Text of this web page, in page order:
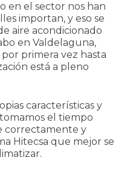
en el sector nos han
importan, y eso se
aire acondicionado
en Valdelaguna,
primera vez hasta
está a pleno
características y
el tiempo
correctamente y
Hitecsa que mejor se